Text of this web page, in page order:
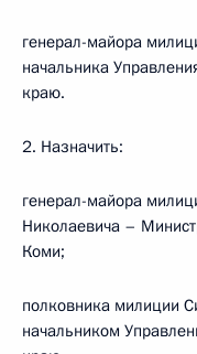
генерал-майора
начальника
краю.
2. Назначить:
генерал-майора
Николаевича –
Коми;
полковника милиции
начальником